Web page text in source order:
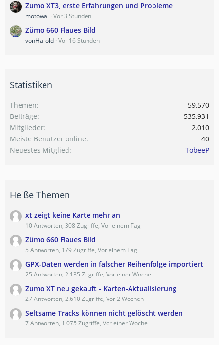
Zumo XT3, erste Erfahrungen und Probleme
motowal Vor 3 Stunden
Zümo 660 Flaues Bild
vonHarold Vor 16 Stunden
Statistiken
Themen
59.570
Beiträge
535.931
Mitglieder
2.010
Meiste Benutzer online
40
Neuestes Mitglied
TobeeP
Heiße Themen
xt zeigt keine Karte mehr an
10 Antworten, 308 Zugriffe, Vor einem Tag
Zümo 660 Flaues Bild
5 Antworten, 179 Zugriffe, Vor einem Tag
GPX-Daten werden in falscher Reihenfolge importiert
25 Antworten, 2.135 Zugriffe, Vor einer Woche
Zumo XT neu gekauft - Karten-Aktualisierung
27 Antworten, 2.610 Zugriffe, Vor 2 Wochen
Seltsame Tracks können nicht gelöscht werden
7 Antworten, 1.075 Zugriffe, Vor einer Woche